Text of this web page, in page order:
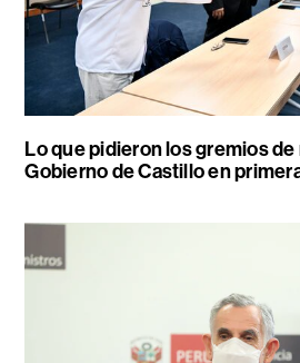
Lo que pidieron los gremios
Gobierno de Castillo en